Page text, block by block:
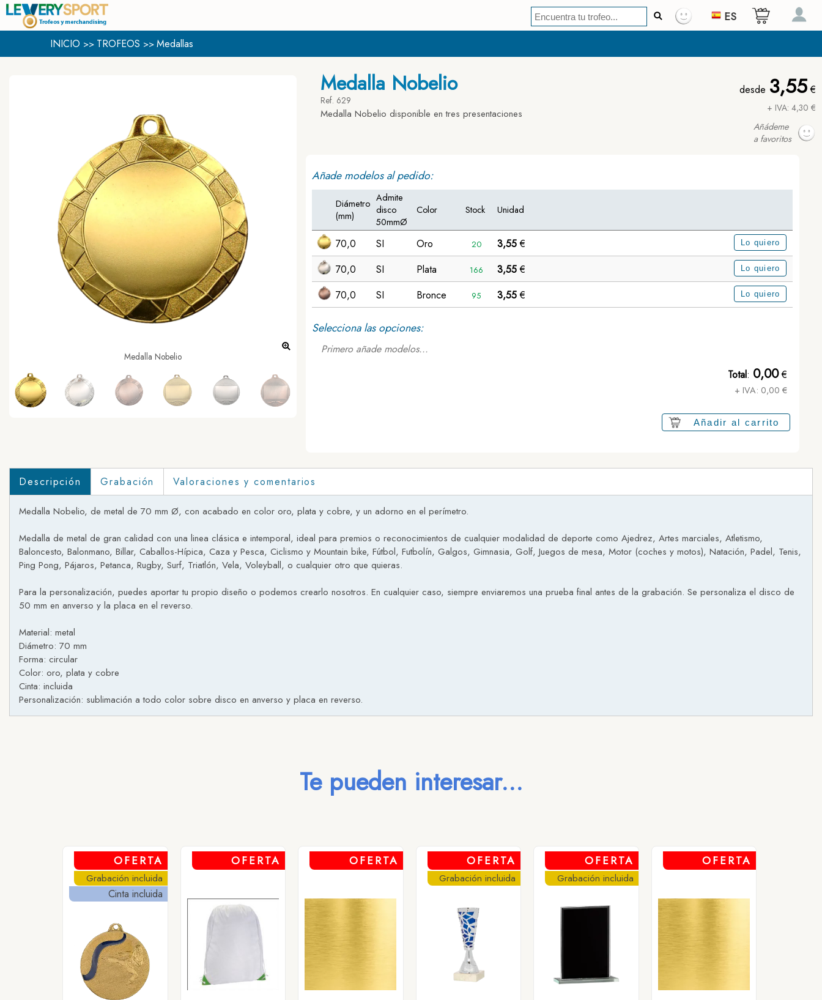
ES
INICIO >> TROFEOS >> Medallas
Medalla Nobelio
Ref. 629
Medalla Nobelio disponible en tres presentaciones
desde 3,55€
+ IVA: 4,30 €
Añádeme
a favoritos
Medalla Nobelio
Añade modelos al pedido:
Diámetro
(mm)
Admite
disco
50mmØ
Color Stock Unidad
70,0 SI Oro 20 3,55€ Lo quiero
70,0 SI Plata 166 3,55€ Lo quiero
70,0 SI Bronce 95 3,55€ Lo quiero
Selecciona las opciones:
Primero añade modelos...
Total: 0,00€
+ IVA: 0,00 €
Añadir al carrito
Descripción Grabación Valoraciones y comentarios
Medalla Nobelio, de metal de 70 mm Ø, con acabado en color oro, plata y cobre, y un adorno en el perímetro.
Medalla de metal de gran calidad con una linea clásica e intemporal, ideal para premios o reconocimientos de cualquier modalidad de deporte como Ajedrez, Artes marciales, Atletismo,
Baloncesto, Balonmano, Billar, Caballos-Hípica, Caza y Pesca, Ciclismo y Mountain bike, Fútbol, Futbolín, Galgos, Gimnasia, Golf, Juegos de mesa, Motor (coches y motos), Natación, Padel, Tenis,
Ping Pong, Pájaros, Petanca, Rugby, Surf, Triatlón, Vela, Voleyball, o cualquier otro que quieras.
Para la personalización, puedes aportar tu propio diseño o podemos crearlo nosotros. En cualquier caso, siempre enviaremos una prueba final antes de la grabación. Se personaliza el disco de
50 mm en anverso y la placa en el reverso.
Material: metal
Diámetro: 70 mm
Forma: circular
Color: oro, plata y cobre
Cinta: incluida
Personalización: sublimación a todo color sobre disco en anverso y placa en reverso.
Te pueden interesar...
OFERTA
Grabación incluida
Cinta incluida
OFERTA OFERTA OFERTA
Grabación incluida
OFERTA
Grabación incluida
OFERTA